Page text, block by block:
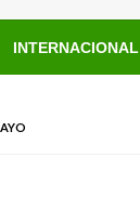
INTERNACIONAL